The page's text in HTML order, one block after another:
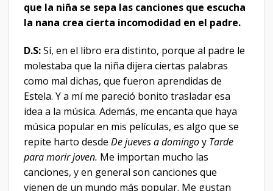
que la niña se sepa las canciones que escucha
la nana crea cierta incomodidad en el padre.
D.S:Sí, en el libro era distinto, porque al padre le
molestaba que la niña dijera ciertas palabras
como mal dichas, que fueron aprendidas de
Estela. Y a mí me pareció bonito trasladar esa
idea a la música. Además, me encanta que haya
música popular en mis películas, es algo que se
repite harto desde De jueves a domingoy Tarde
para morir joven. Me importan mucho las
canciones, y en general son canciones que
vienen de un mundo más popular. Me gustan